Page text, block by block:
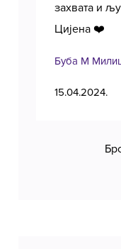
захвата и
Цијена ❤️
Буба М
15.04.2024.